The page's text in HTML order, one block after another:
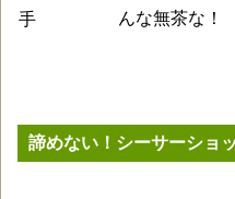
んな無茶な！
諦めない！シーサーショ